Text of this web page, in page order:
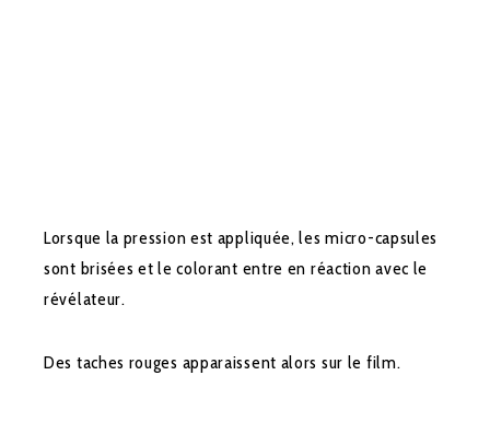
Lorsque la pression est appliquée, les micro-capsules
sont brisées et le colorant entre en réaction avec le
révélateur.
Des taches rouges apparaissent alors sur le film.